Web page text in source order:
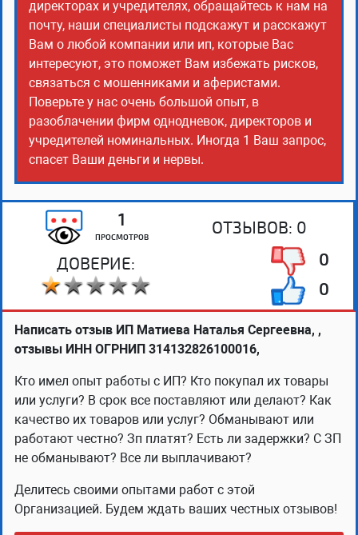
директорах и учредителях, обращайтесь к нам на
почту, наши специалисты подскажут и расскажут
Вам о любой компании или ип, которые Вас
интересуют, это поможет Вам избежать рисков,
связаться с мошенниками и аферистами.
Поверьте у нас очень большой опыт, в
разоблачении фирм однодневок, директоров и
учредителей номинальных. Иногда 1 Ваш запрос,
спасет Ваши деньги и нервы.
1
ПРОСМОТРОВ
ОТЗЫВОВ: 0
ДОВЕРИЕ:
0
0
Написать отзыв ИП Матиева Наталья Сергеевна, ,
отзывы ИНН ОГРНИП 314132826100016,
Кто имел опыт работы с ИП? Кто покупал их товары
или услуги? В срок все поставляют или делают? Как
качество их товаров или услуг? Обманывают или
работают честно? Зп платят? Есть ли задержки? С ЗП
не обманывают? Все ли выплачивают?
Делитесь своими опытами работ с этой
Организацией. Будем ждать ваших честных отзывов!